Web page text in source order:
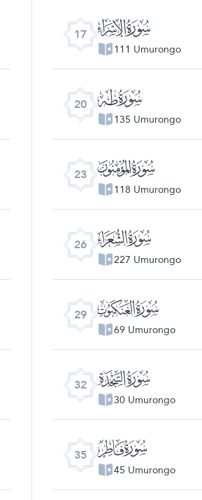
17 ﮝ
111 Umurongo
20 ﮠ
135 Umurongo
23 ﮣ
118 Umurongo
26 ﮦ
227 Umurongo
29 ﮩ
69 Umurongo
32 ﮬ
30 Umurongo
35 ﮯ
45 Umurongo